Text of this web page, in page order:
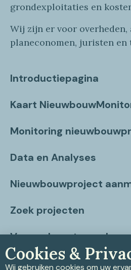
grondexploitaties en
Wij zijn er voor overheden,
planeconomen, juristen en
Introductiepagina
Kaart
Monitoring
Data en Analyses
Nieuwbouwproject
Zoek projecten
Vragen beantwoord
Contact
Cookies &
Wij gebruiken cookies om uw